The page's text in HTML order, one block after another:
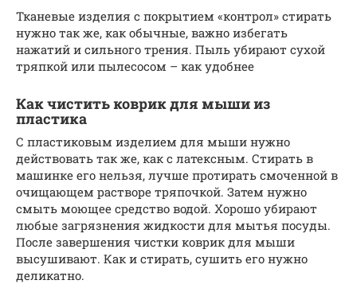
Тканевые изделия с покрытием «контрол» стирать
нужно так же, как обычные, важно избегать
нажатий и сильного трения. Пыль убирают сухой
тряпкой или пылесосом – как удобнее
Как чистить коврик для мыши из
пластика
С пластиковым изделием для мыши нужно
действовать так же, как с латексным. Стирать в
машинке его нельзя, лучше протирать смоченной в
очищающем растворе тряпочкой. Затем нужно
смыть моющее средство водой. Хорошо убирают
любые загрязнения жидкости для мытья посуды.
После завершения чистки коврик для мыши
высушивают. Как и стирать, сушить его нужно
деликатно.